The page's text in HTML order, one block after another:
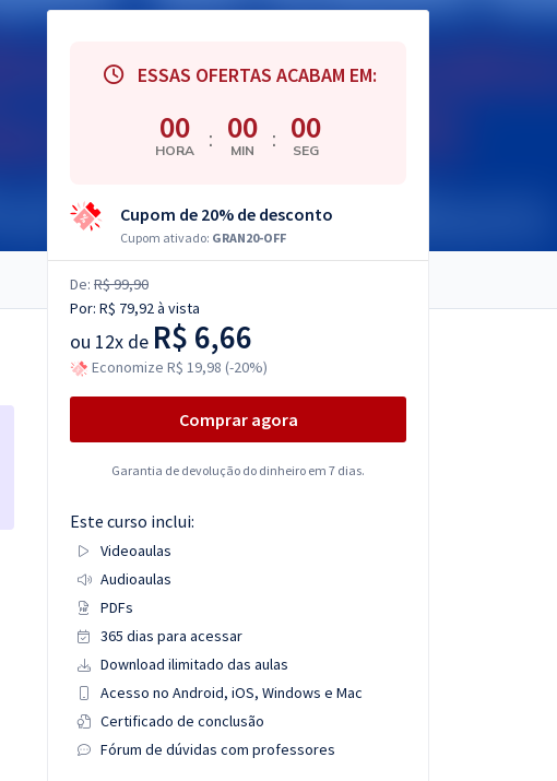
ESSAS OFERTAS ACABAM EM:
00
HORA : 00
MIN : 00
SEG
Cupom de 20% de desconto
Cupom ativado: GRAN20-OFF
De: R$ 99,90
Por: R$ 79,92à vista
ou 12x de R$ 6,66
Economize R$ 19,98 (-20%)
Comprar agora
Garantia de devolução do dinheiro em 7 dias.
Este curso inclui:
Videoaulas
Audioaulas
PDFs
365 dias para acessar
Download ilimitado das aulas
Acesso no Android, iOS, Windows e Mac
Certificado de conclusão
Fórum de dúvidas com professores